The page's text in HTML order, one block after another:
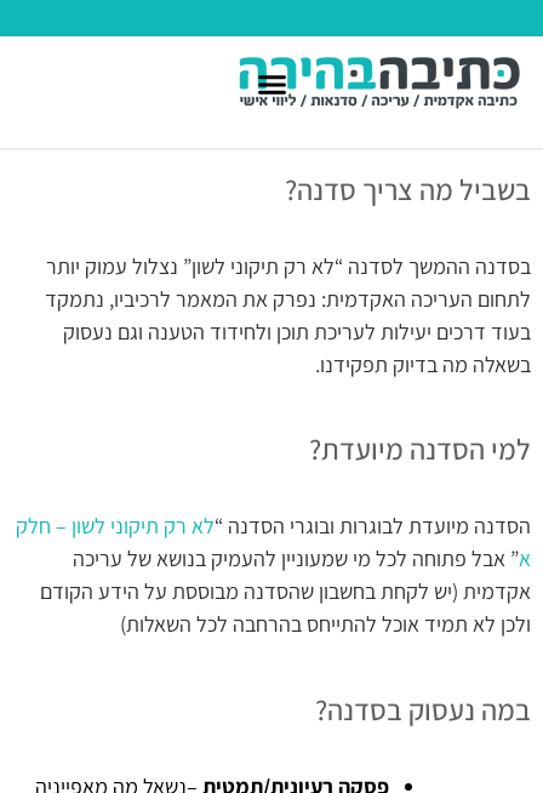
בשביל מה צריך סדנה?
בסדנה ההמשך לסדנה “לא רק תיקוני לשון” נצלול עמוק יותר
לתחום העריכה האקדמית: נפרק את המאמר לרכיביו, נתמקד
בעוד דרכים יעילות לעריכת תוכן ולחידוד הטענה וגם נעסוק
בשאלה מה בדיוק תפקידנו.
למי הסדנה מיועדת?
הסדנה מיועדת לבוגרות ובוגרי הסדנה “לא רק תיקוני לשון – חלק
א” אבל פתוחה לכל מי שמעוניין להעמיק בנושא של עריכה
אקדמית (יש לקחת בחשבון שהסדנה מבוססת על הידע הקודם
ולכן לא תמיד אוכל להתייחס בהרחבה לכל השאלות)
במה נעסוק בסדנה?
פסקה רעיונית/תמטית –נשאל מה מאפייניה